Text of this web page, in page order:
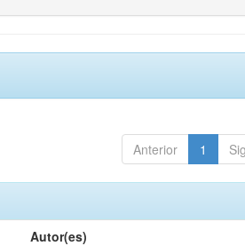
Anterior 1
Autor(es)